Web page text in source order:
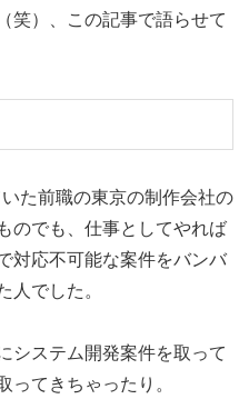
笑）、この記事で語らせて
た前職の東京の制作会社の
のでも、仕事としてやれば
対応不可能な案件をバンバ
人でした。
システム開発案件を取って
ってきちゃったり。